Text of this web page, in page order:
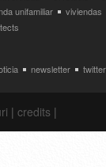
unifamiliar
viviendas
newsletter twitter
| credits |